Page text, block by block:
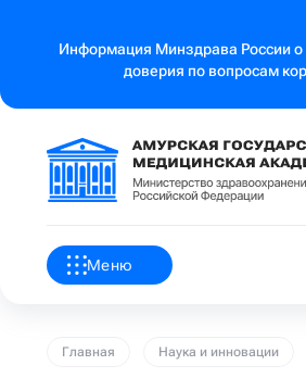
Информация Минздрава России о
доверия по вопросам
Меню
Главная Наука и инновации